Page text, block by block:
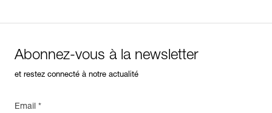
Abonnez-vous à la newsletter
et restez connecté à notre actualité
Email *